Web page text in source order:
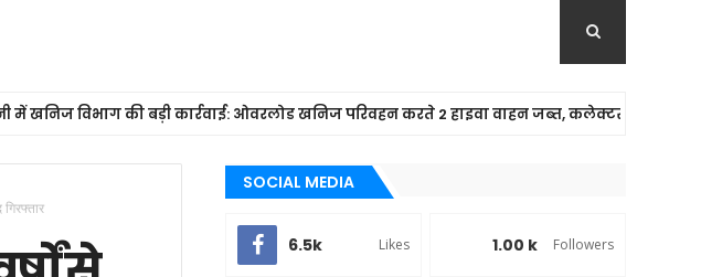
विभाग की बड़ी कार्रवाई: ओवरलोड खनिज परिवहन करते 2 हाइवा वाहन जब्त, कलेक्टर न्यायालय में होगी
SOCIAL MEDIA
6.5k Likes 1.00 k Followers